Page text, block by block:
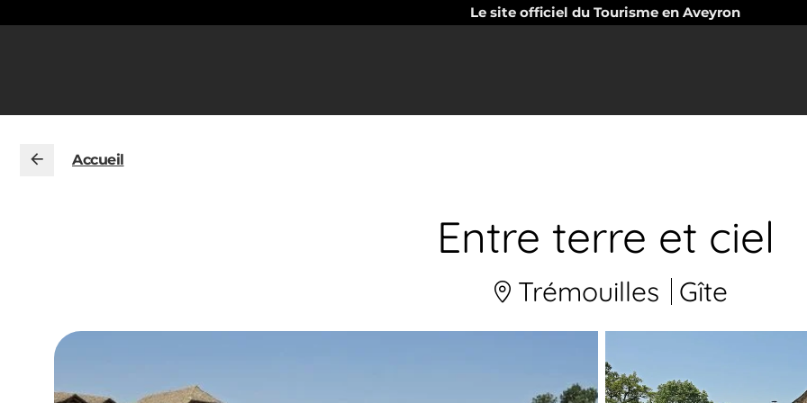
Le site officiel du Tourisme en Aveyron
Accueil
Entre terre et ciel
Trémouilles Gîte